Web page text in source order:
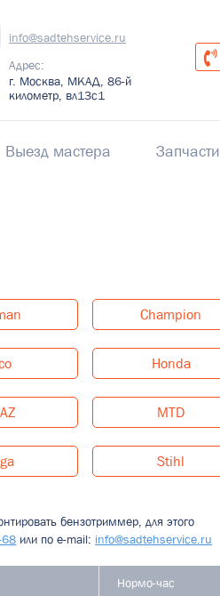
info@sadtehservice.ru
Адрес:
г. Москва, МКАД, 86-й
километр, вл13с1
Выезд мастера Запчасти
Champion
Honda
MTD
Stihl
бензотриммер, для этого
68 или по e-mail: info@sadtehservice.ru
Нормо-час